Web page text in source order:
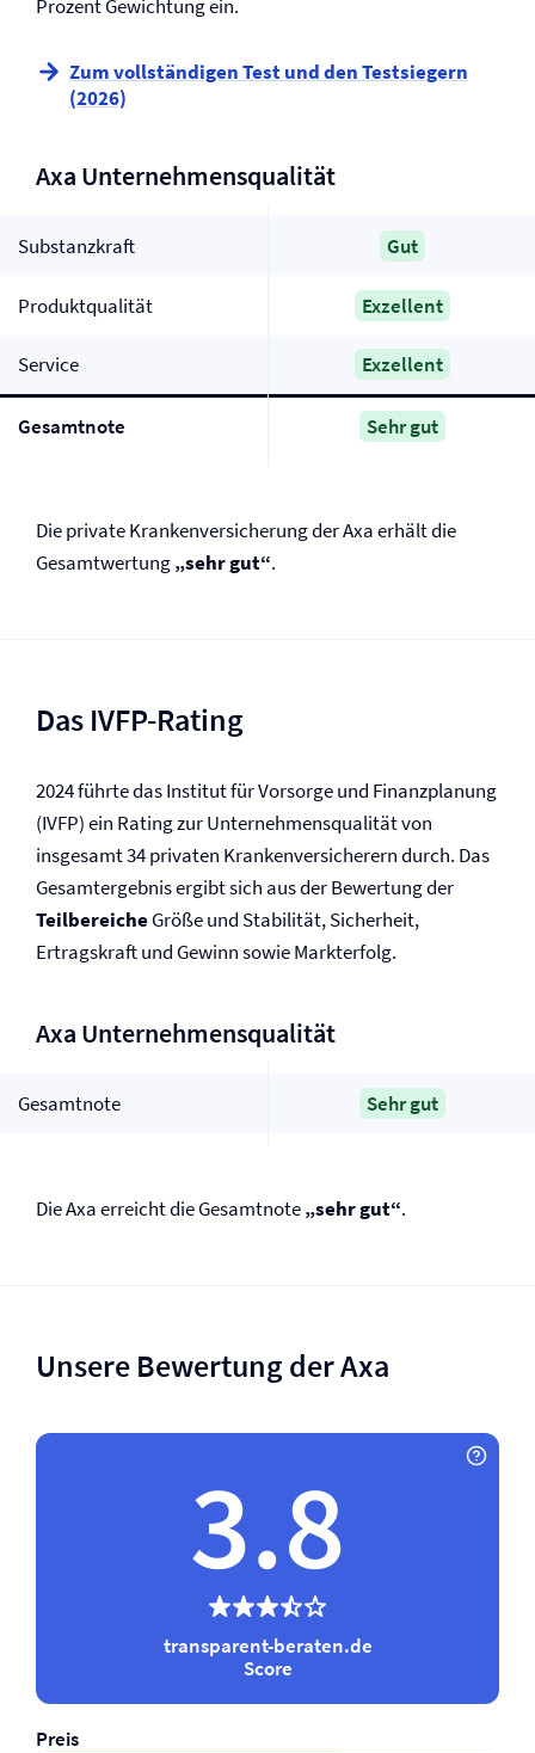
Prozent Gewichtung ein.
Zum vollständigen Test und den Testsiegern
(2026)
Axa Unternehmensqualität
Substanzkraft Gut
Produktqualität Exzellent
Service Exzellent
Gesamtnote Sehr gut
Die private Kranken­versicherung der Axa erhält die
Gesamtwertung„sehr gut“.
Das IVFP-Rating
2024 führte das Institut für Vorsorge und Finanzplanung
(IVFP) ein Rating zur Unternehmensqualität von
insgesamt 34 privaten Kranken­versicherern durch. Das
Gesamtergebnis ergibt sich aus der Bewertung der
TeilbereicheGröße und Stabilität, Sicherheit,
Ertragskraft und Gewinn sowie Markterfolg.
Axa Unternehmensqualität
Gesamtnote Sehr gut
Die Axa erreicht die Gesamtnote„sehr gut“.
Unsere Bewertung der Axa
3.8
transparent-beraten.de
Score
Preis